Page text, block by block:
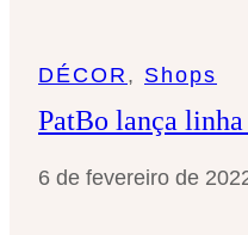
DÉCOR , Shops
PatBo lança
6 de fevereiro de